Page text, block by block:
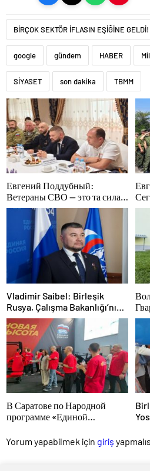
BİRÇOK SEKTÖR İFLASIN EŞİĞİNE GELDİ!
google gündem HABER
SİYASET son dakika TBMM
Евгений Поддубный:
Ветераны СВО — это та сила,
которая изменит страну
Vladimir Saibel: Birleşik
Rusya, Çalışma Bakanlığı’nın
eski SVO katılımcılarının
sosyal sözleşme edinme
sürecini basitleştirme
kararını destekliyor
В Саратове по Народной
программе «Единой
адаптивный спортзал «Новая
высота»
Yorum yapabilmek için giriş